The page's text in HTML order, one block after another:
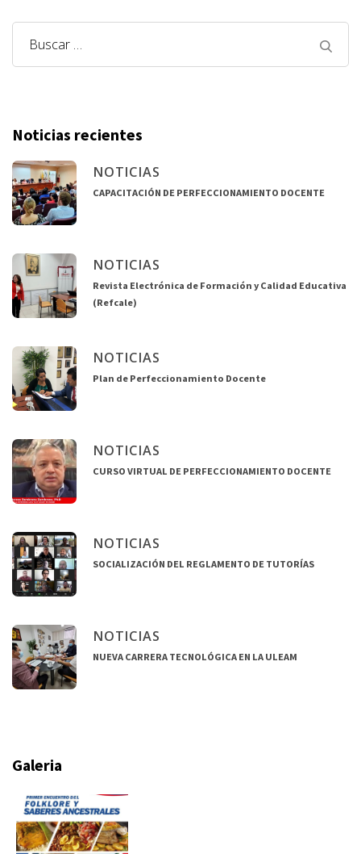
Noticias recientes
NOTICIAS
CAPACITACIÓN DE PERFECCIONAMIENTO DOCENTE
NOTICIAS
Revista Electrónica de Formación y Calidad Educativa
(Refcale)
NOTICIAS
Plan de Perfeccionamiento Docente
NOTICIAS
CURSO VIRTUAL DE PERFECCIONAMIENTO DOCENTE
NOTICIAS
SOCIALIZACIÓN DEL REGLAMENTO DE TUTORÍAS
NOTICIAS
NUEVA CARRERA TECNOLÓGICA EN LA ULEAM
Galeria